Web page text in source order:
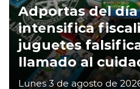
Adportas del
intensifica
juguetes
llamado al
Lunes 3 de agosto de